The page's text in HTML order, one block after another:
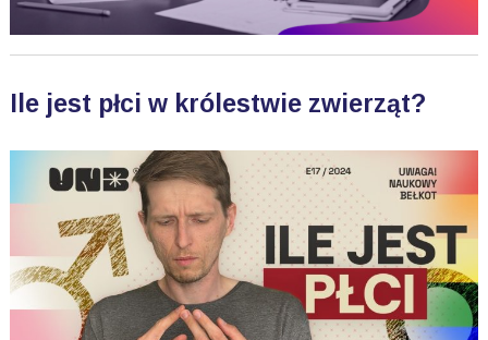
Ile jest płci w królestwie zwierząt?